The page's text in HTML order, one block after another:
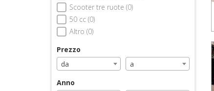
Scooter tre ruote (0)
50 cc (0)
Altro (0)
Prezzo
da
a
Anno